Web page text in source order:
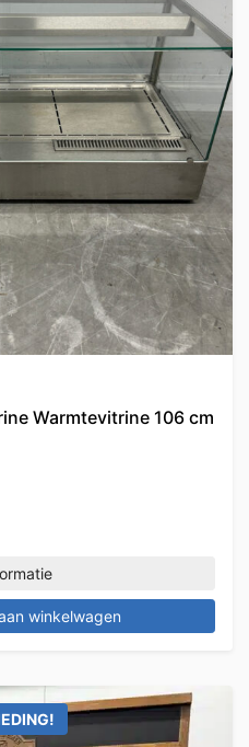
Warmtevitrine 106 cm
winkelwagen